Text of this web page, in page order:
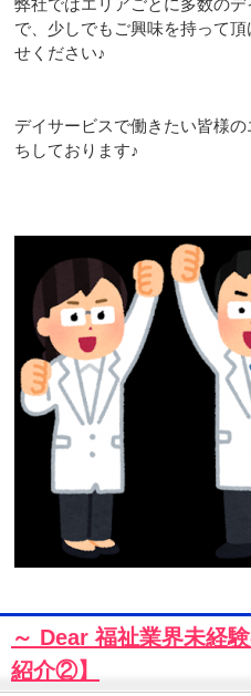
で、少しでもご興味を持って
せください♪
デイサービスで働きたい皆様
ちしております♪
～ Dear 福祉業界未経
紹介②】